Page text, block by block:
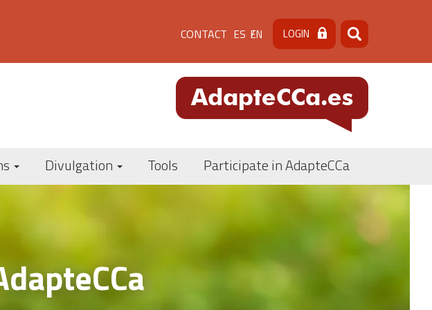
Menú
de
cabecera
[contacto]
CONTACT ES EN LOGIN Search
Search
Divulgation Tools Participate in AdapteCCa